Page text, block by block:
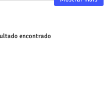
encontrado